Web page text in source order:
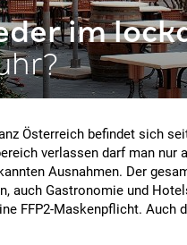
im
Österreich befindet sich
verlassen darf man nur
Ausnahmen. Der
auch Gastronomie und
FFP2-Maskenpflicht. Auch